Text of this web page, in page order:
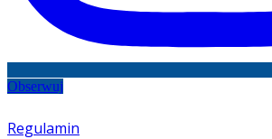
Obserwuj
Regulamin